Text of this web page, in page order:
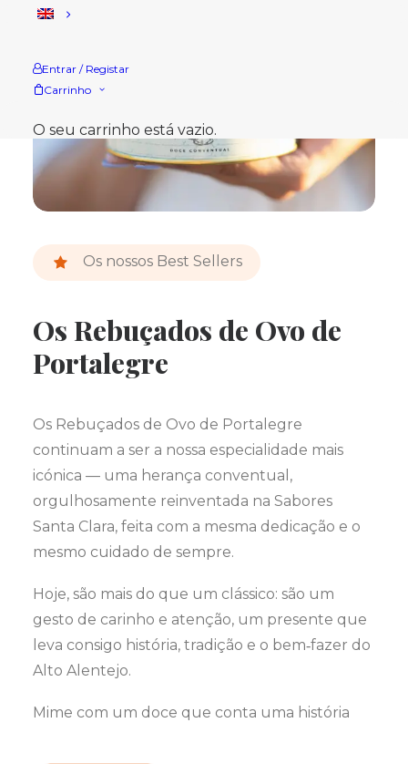
Entrar / Registar
Carrinho
O seu carrinho está vazio.
Os nossos Best Sellers
Os Rebuçados de Ovo de
Portalegre
Os Rebuçados de Ovo de Portalegre
continuam a ser a nossa especialidade mais
icónica — uma herança conventual,
orgulhosamente reinventada na Sabores
Santa Clara, feita com a mesma dedicação e o
mesmo cuidado de sempre.
Hoje, são mais do que um clássico: são um
gesto de carinho e atenção, um presente que
leva consigo história, tradição e o bem‑fazer do
Alto Alentejo.
Mime com um doce que conta uma história